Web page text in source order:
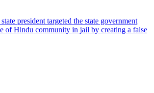
president targeted the state government
of Hindu community in jail by creating a false